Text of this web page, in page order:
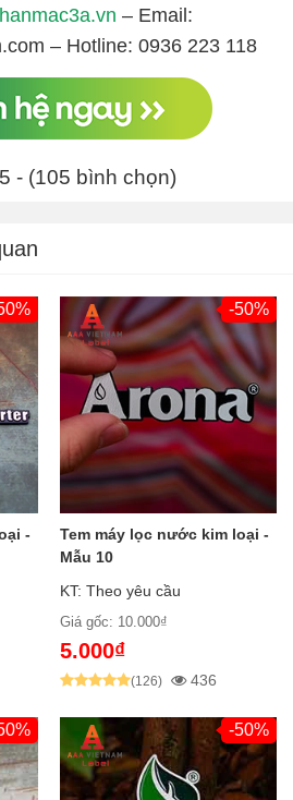
– Email:
– Hotline: 0936 223 118
- (105 bình chọn)
-
-50%
Tem máy lọc nước kim loại -
Mẫu 10
KT: Theo yêu cầu
Giá gốc: 10.000₫
5.000₫
(126) 436
-50%